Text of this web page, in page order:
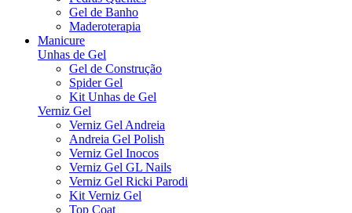
Gel de Banho
Maderoterapia
Manicure
Unhas de Gel
Gel de Construção
Spider Gel
Kit Unhas de Gel
Verniz Gel
Verniz Gel Andreia
Andreia Gel Polish
Verniz Gel Inocos
Verniz Gel GL Nails
Verniz Gel Ricki Parodi
Kit Verniz Gel
Top Coat